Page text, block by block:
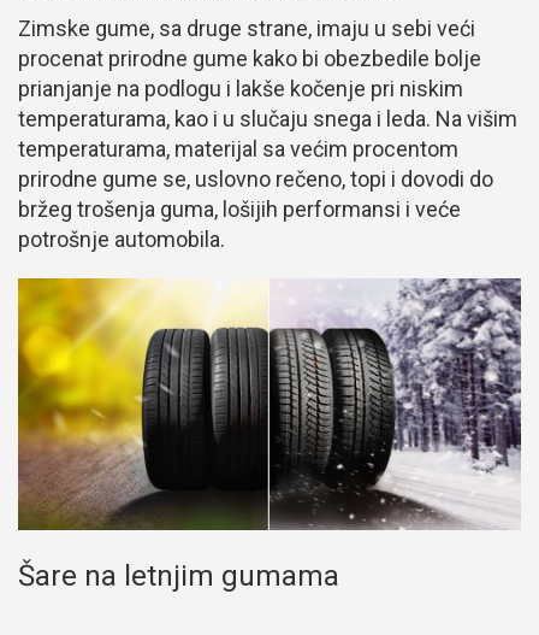
Zimske gume, sa druge strane, imaju u sebi veći
procenat prirodne gume kako bi obezbedile bolje
prianjanje na podlogu i lakše kočenje pri niskim
temperaturama, kao i u slučaju snega i leda. Na višim
temperaturama, materijal sa većim procentom
prirodne gume se, uslovno rečeno, topi i dovodi do
bržeg trošenja guma, lošijih performansi i veće
potrošnje automobila.
Šare na letnjim gumama